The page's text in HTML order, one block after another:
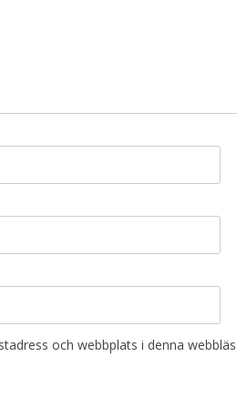
och webbplats i denna